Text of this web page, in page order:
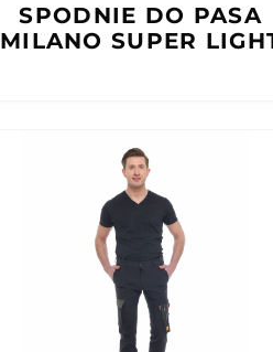
SPODNIE DO PASA
MILANO SUPER